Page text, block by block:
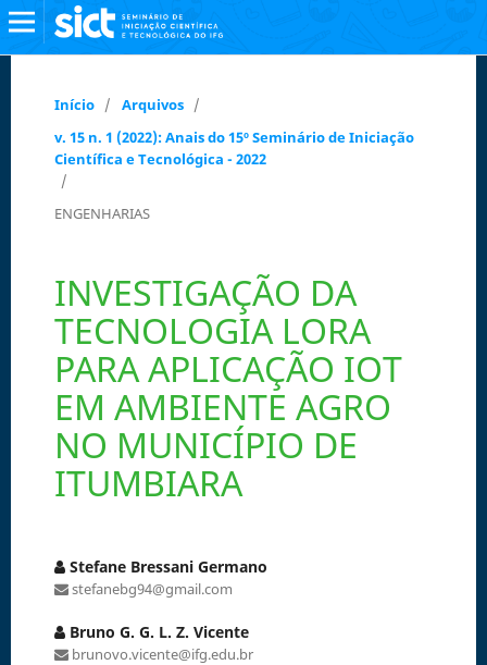
Início / Arquivos /
v. 15 n. 1 (2022): Anais do 15º Seminário de Iniciação
Científica e Tecnológica - 2022
/
ENGENHARIAS
INVESTIGAÇÃO DA
TECNOLOGIA LORA
PARA APLICAÇÃO IOT
EM AMBIENTE AGRO
NO MUNICÍPIO DE
ITUMBIARA
Stefane Bressani Germano
stefanebg94@gmail.com
Bruno G. G. L. Z. Vicente
brunovo.vicente@ifg.edu.br